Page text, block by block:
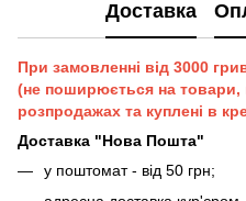
Доставка
При замовленні від 3000
(не поширюється на товари,
розпродажах та куплені в
Доставка "Нова Пошта"
у поштомат - від 50 грн;